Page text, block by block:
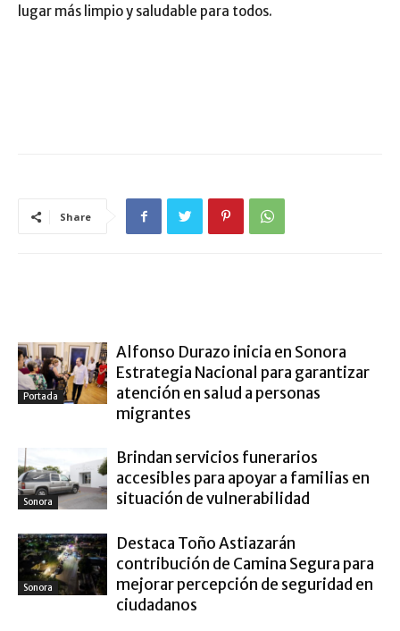
lugar más limpio y saludable para todos.
Share
Portada
Alfonso Durazo inicia en Sonora
Estrategia Nacional para garantizar
atención en salud a personas
migrantes
Sonora
Brindan servicios funerarios
accesibles para apoyar a familias en
situación de vulnerabilidad
Sonora
Destaca Toño Astiazarán
contribución de Camina Segura para
mejorar percepción de seguridad en
ciudadanos